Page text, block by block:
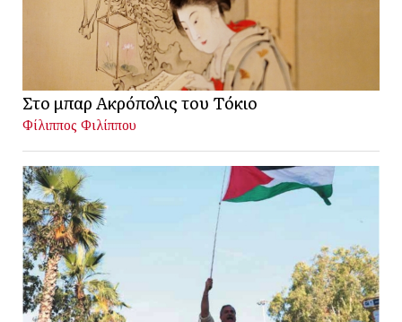
Στο μπαρ Ακρόπολις του Τόκιο
Φίλιππος Φιλίππου